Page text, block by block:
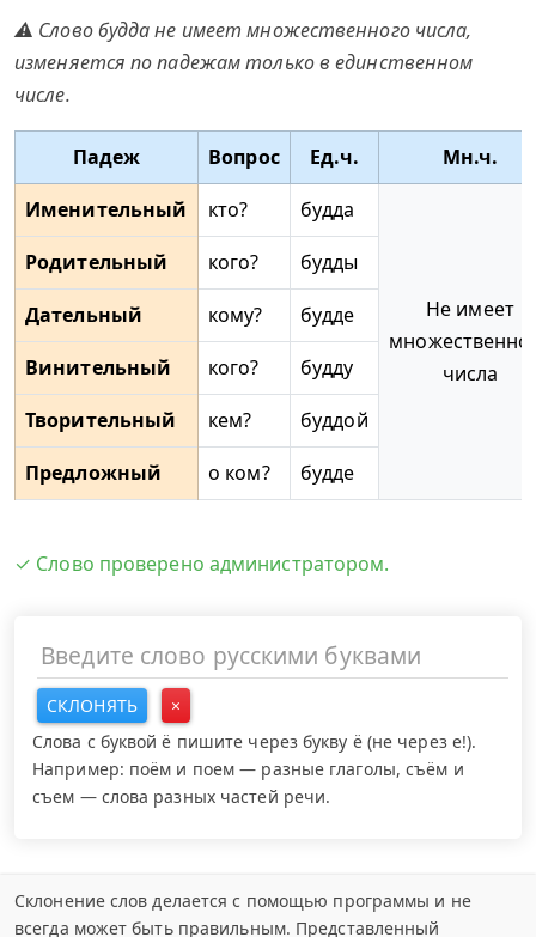
⚠ Слово будда не имеет множественного числа,
изменяется по падежам только в единственном
числе.
Падеж Вопрос Ед.ч.
Мн.ч.
Именительный
кто? будда
Не имеет
числа
Родительный кого?
будды
Дательный
кому?
будде
Винительный
кого?
будду
Творительный
кем?
буддой
Предложный
о ком? будде
✓ Слово проверено администратором.
СКЛОНЯТЬ
×
Слова с буквой ё пишите через букву ё (не через е!).
Например: поём и поем — разные глаголы, съём и
съем — слова разных частей речи.
Склонение слов делается с помощью программы и не
всегда может быть правильным. Представленный